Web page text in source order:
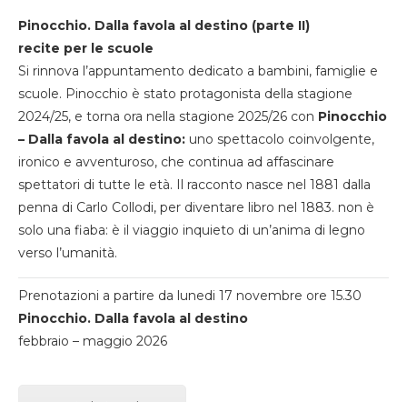
Pinocchio. Dalla favola al destino (parte II)
recite per le scuole
Si rinnova l’appuntamento dedicato a bambini, famiglie e
scuole. Pinocchio è stato protagonista della stagione
2024/25, e torna ora nella stagione 2025/26 con Pinocchio
– Dalla favola al destino: uno spettacolo coinvolgente,
ironico e avventuroso, che continua ad affascinare
spettatori di tutte le età. Il racconto nasce nel 1881 dalla
penna di Carlo Collodi, per diventare libro nel 1883. non è
solo una fiaba: è il viaggio inquieto di un’anima di legno
verso l’umanità.
Prenotazioni a partire da lunedi 17 novembre ore 15.30
Pinocchio. Dalla favola al destino
febbraio – maggio 2026